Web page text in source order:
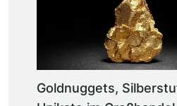
Goldnuggets,